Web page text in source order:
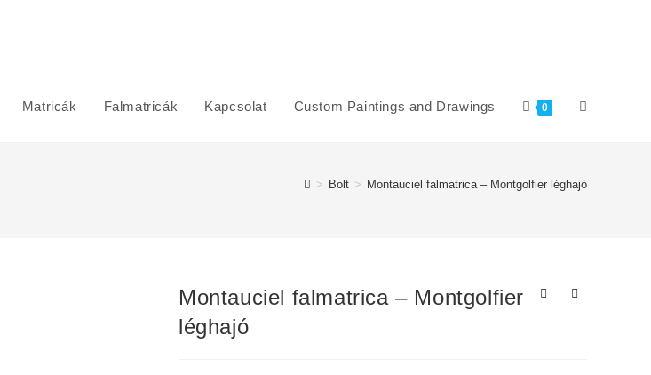
Matricák Falmatricák Kapcsolat Custom Paintings and Drawings 0 Toggle
website
> Bolt > Montauciel falmatrica – Montgolfier léghajó
Montauciel falmatrica – Montgolfier
léghajó